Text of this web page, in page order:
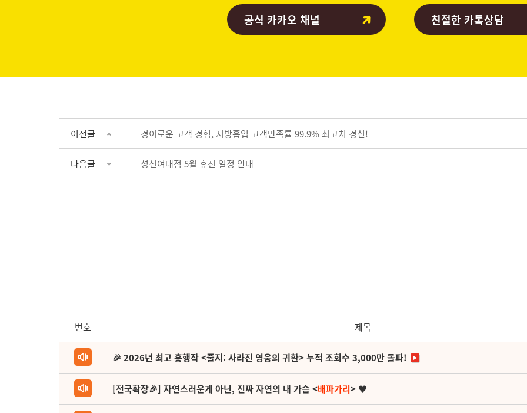
공식 카카오 채널 친절한 카톡상담
이전글 경이로운 고객 경험, 지방흡입 고객만족률 99.9% 최고치 경신!
다음글 성신여대점 5월 휴진 일정 안내
번호 제목
🎉 2026년 최고 흥행작 <줄지: 사라진 영웅의 귀환> 누적 조회수 3,000만 돌파!
[전국확장🎉] 자연스러운게 아닌, 진짜 자연의 내 가슴 <배파가리> ♥